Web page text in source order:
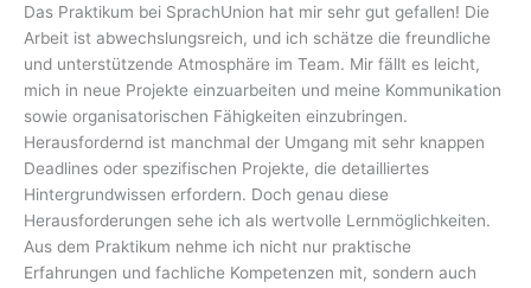
Das Praktikum bei SprachUnion hat mir sehr gut gefallen! Die
Arbeit ist abwechslungsreich, und ich schätze die freundliche
und unterstützende Atmosphäre im Team. Mir fällt es leicht,
mich in neue Projekte einzuarbeiten und meine Kommunikation
sowie organisatorischen Fähigkeiten einzubringen.
Herausfordernd ist manchmal der Umgang mit sehr knappen
Deadlines oder spezifischen Projekte, die detailliertes
Hintergrundwissen erfordern. Doch genau diese
Herausforderungen sehe ich als wertvolle Lernmöglichkeiten.
Aus dem Praktikum nehme ich nicht nur praktische
Erfahrungen und fachliche Kompetenzen mit, sondern auch